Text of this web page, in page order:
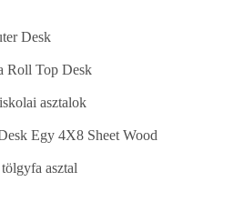
Desk
Roll Top Desk
asztalok
Egy 4X8 Sheet Wood
asztal